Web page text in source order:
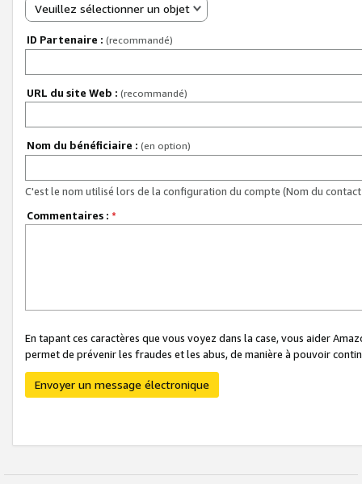
Veuillez sélectionner un objet
ID Partenaire : (recommandé)
URL du site Web : (recommandé)
Nom du bénéficiaire : (en option)
C'est le nom utilisé lors de la configuration du compte (Nom du
Commentaires : *
En tapant ces caractères que vous voyez dans la case, vous aider
permet de prévenir les fraudes et les abus, de manière à pouvoir
Envoyer un message électronique